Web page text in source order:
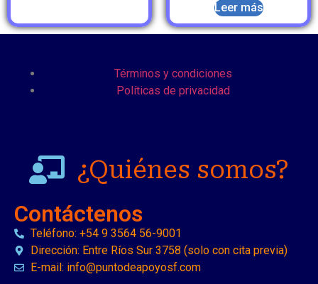
Leer más
Términos y condiciones
Políticas de privacidad
¿Quiénes somos?
Contáctenos
Teléfono: +54 9 3564 56-9001
Dirección: Entre Ríos Sur 3758 (solo con cita previa)
E-mail: info@puntodeapoyosf.com